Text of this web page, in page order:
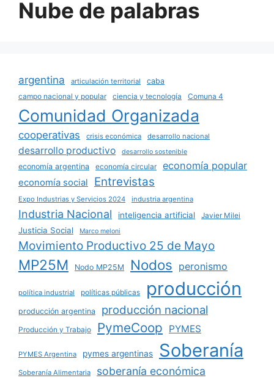
Nube de palabras
argentina articulación territorial
caba
campo nacional y popular
ciencia y tecnología Comuna 4
Comunidad Organizada
cooperativas crisis económica desarrollo nacional
desarrollo productivo desarrollo sostenible
economía argentina economía circular economía popular
economía social Entrevistas
Expo Industrias y Servicios 2024 industria argentina
Industria Nacional inteligencia artificial Javier Milei
Justicia Social Marco meloni
Movimiento Productivo 25 de Mayo
MP25M Nodo MP25M Nodos peronismo
política industrial políticas públicas producción
producción argentina producción nacional
Producción y Trabajo PymeCoop PYMES
PYMES Argentina pymes argentinas Soberanía
Soberanía Alimentaria soberanía económica